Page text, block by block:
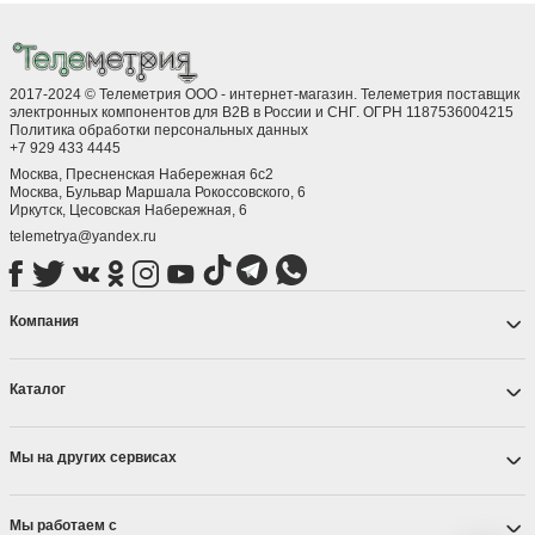
2017-2024 © Телеметрия ООО - интернет-магазин. Телеметрия поставщик
электронных компонентов для B2B в России и СНГ. ОГРН 1187536004215
Политика обработки персональных данных
+7 929 433 4445
Москва, Пресненская Набережная 6с2
Москва, ​Бульвар Маршала Рокоссовского, 6
Иркутск, ​Цесовская Набережная, 6
telemetrya@yandex.ru
Компания
Каталог
Мы на других сервисах
Мы работаем с